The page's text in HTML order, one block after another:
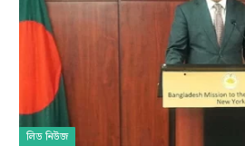
লিড নিউজ